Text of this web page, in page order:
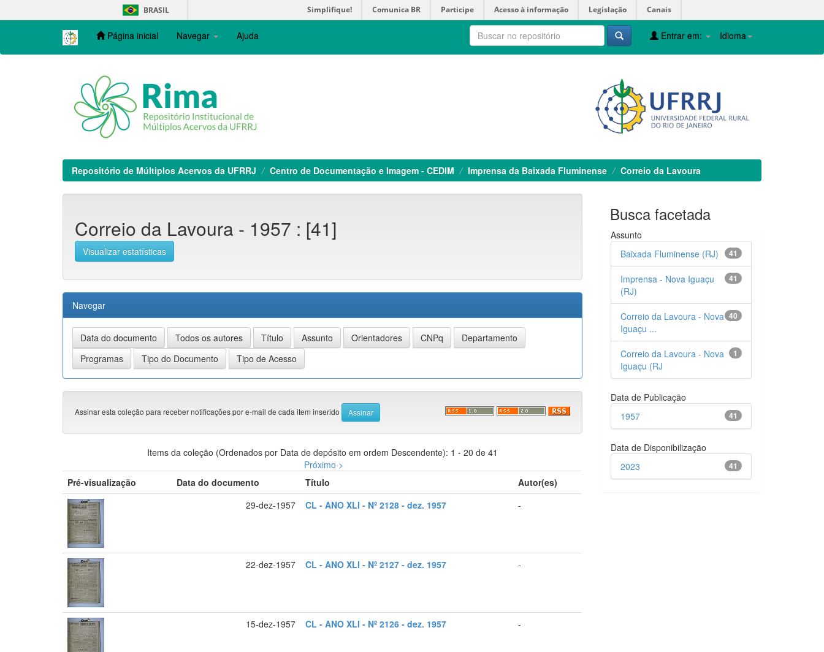
navigation
BRASIL Simplifique! Comunica BR Participe Acesso à informação Legislação Canais
Página inicial Navegar Ajuda Idioma
Entrar em:
Repositório de Múltiplos Acervos da UFRRJ Centro de Documentação e Imagem - CEDIM Imprensa da Baixada Fluminense Correio da Lavoura
Correio da Lavoura - 1957 : [41]
Visualizar estatísticas
Navegar
Assinar esta coleção para receber notificações por e-mail de cada item inserido
Items da coleção (Ordenados por Data de depósito em ordem Descendente): 1 - 20 de 41
Próximo >
Pré-visualização
Data do documento Título
Autor(es)
29-dez-1957
CL - ANO XLI - Nº 2128 - dez. 1957 -
22-dez-1957 CL - ANO XLI - Nº 2127 - dez. 1957 -
15-dez-1957 CL - ANO XLI - Nº 2126 - dez. 1957 -
Busca facetada
Assunto
41
Baixada Fluminense (RJ)
41
Imprensa - Nova Iguaçu
(RJ)
40
Correio da Lavoura - Nova
Iguaçu ...
1
Correio da Lavoura - Nova
Iguaçu (RJ
Data de Publicação
41
1957
Data de Disponibilização
41
2023